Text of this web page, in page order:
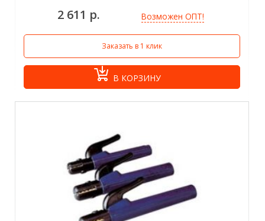
2 611 р. Возможен ОПТ!
Заказать в 1 клик
В КОРЗИНУ